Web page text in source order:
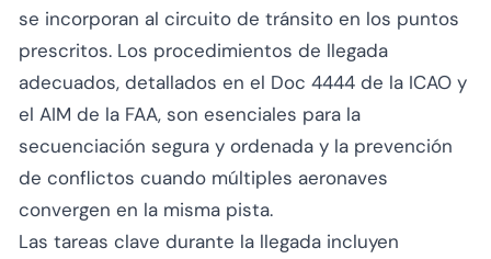
se incorporan al circuito de tránsito en los puntos
prescritos. Los procedimientos de llegada
adecuados, detallados en el Doc 4444 de la ICAO y
el AIM de la FAA, son esenciales para la
secuenciación segura y ordenada y la prevención
de conflictos cuando múltiples aeronaves
convergen en la misma pista.
Las tareas clave durante la llegada incluyen